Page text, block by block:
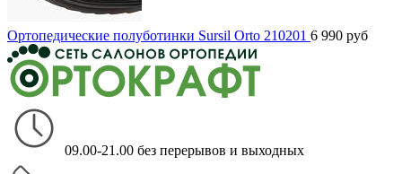
Ортопедические полуботинки Sursil Orto 210201 6 990 руб
09.00-21.00 без перерывов и выходных